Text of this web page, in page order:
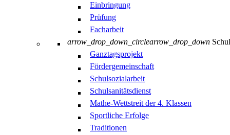
Einbringung
Prüfung
Facharbeit
arrow_drop_down_circlearrow_drop_down
Ganztagsprojekt
Fördergemeinschaft
Schulsozialarbeit
Schulsanitätsdienst
Mathe-Wettstreit der 4. Klassen
Sportliche Erfolge
Traditionen